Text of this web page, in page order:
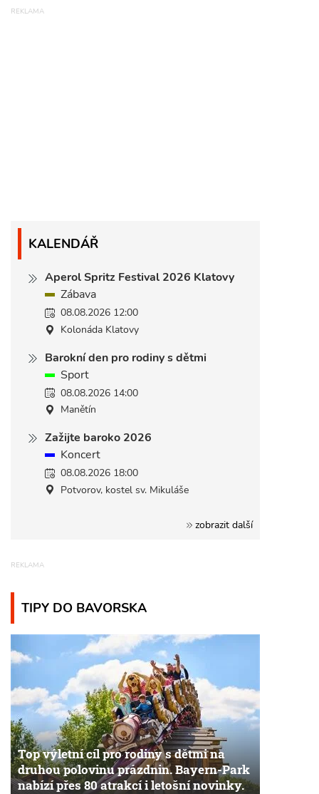
KALENDÁŘ
Aperol Spritz Festival 2026 Klatovy
Zábava
08.08.2026 12:00
Kolonáda Klatovy
Barokní den pro rodiny s dětmi
Sport
08.08.2026 14:00
Manětín
Zažijte baroko 2026
Koncert
08.08.2026 18:00
Potvorov, kostel sv. Mikuláše
zobrazit další
TIPY DO BAVORSKA
Top výletní cíl pro rodiny s dětmi na
druhou polovinu prázdnin. Bayern-Park
nabízí přes 80 atrakcí i letošní novinky.